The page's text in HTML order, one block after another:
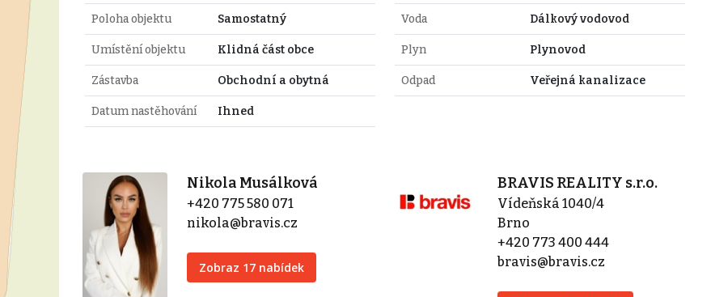
Poloha objektu Samostatný
Umístění objektu Klidná část obce
Zástavba Obchodní a obytná
Datum nastěhování Ihned
Voda Dálkový vodovod
Plyn Plynovod
Odpad Veřejná kanalizace
Nikola Musálková
+420 775 580 071
nikola@bravis.cz
Zobraz 17 nabídek
BRAVIS REALITY s.r.o.
Vídeňská 1040/4
Brno
+420 773 400 444
bravis@bravis.cz